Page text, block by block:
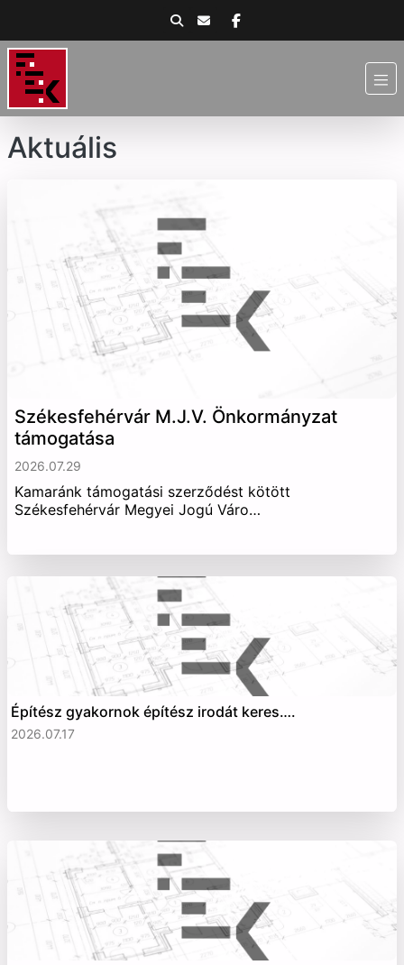
Aktuális
Székesfehérvár M.J.V. Önkormányzat
támogatása
2026.07.29
Kamaránk támogatási szerződést kötött
Székesfehérvár Megyei Jogú Váro…
Építész gyakornok építész irodát keres….
2026.07.17